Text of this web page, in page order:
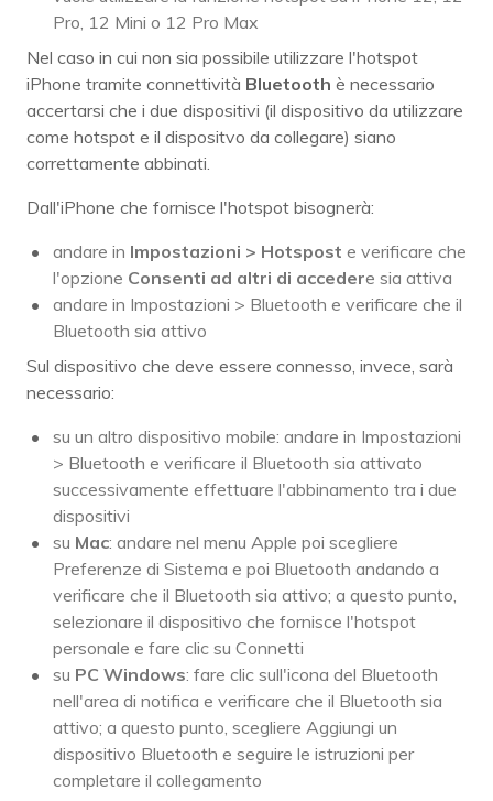
Pro, 12 Mini o 12 Pro Max
Nel caso in cui non sia possibile utilizzare l'hotspot
iPhone tramite connettività Bluetooth è necessario
accertarsi che i due dispositivi (il dispositivo da utilizzare
come hotspot e il dispositvo da collegare) siano
correttamente abbinati.
Dall'iPhone che fornisce l'hotspot bisognerà:
andare in Impostazioni > Hotspost e verificare che
l'opzione Consenti ad altri di accedere sia attiva
andare in Impostazioni > Bluetooth e verificare che il
Bluetooth sia attivo
Sul dispositivo che deve essere connesso, invece, sarà
necessario:
su un altro dispositivo mobile: andare in Impostazioni
> Bluetooth e verificare il Bluetooth sia attivato
successivamente effettuare l'abbinamento tra i due
dispositivi
su Mac: andare nel menu Apple poi scegliere
Preferenze di Sistema e poi Bluetooth andando a
verificare che il Bluetooth sia attivo; a questo punto,
selezionare il dispositivo che fornisce l'hotspot
personale e fare clic su Connetti
su PC Windows: fare clic sull'icona del Bluetooth
nell'area di notifica e verificare che il Bluetooth sia
attivo; a questo punto, scegliere Aggiungi un
dispositivo Bluetooth e seguire le istruzioni per
completare il collegamento